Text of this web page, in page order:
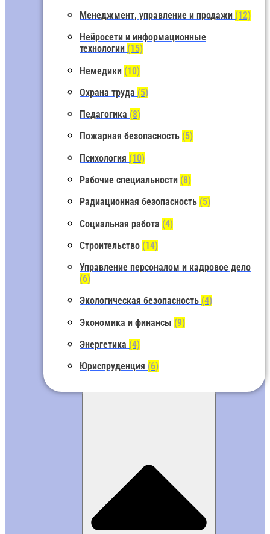
Менеджмент, управление и продажи (12)
Нейросети и информационные
технологии (15)
Немедики (10)
Охрана труда (5)
Педагогика (8)
Пожарная безопасность (5)
Психология (10)
Рабочие специальности (8)
Радиационная безопасность (5)
Социальная работа (4)
Строительство (14)
Управление персоналом и кадровое дело
(6)
Экологическая безопасность (4)
Экономика и финансы (9)
Энергетика (4)
Юриспруденция (6)